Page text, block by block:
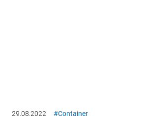
29.08.2022 #Container